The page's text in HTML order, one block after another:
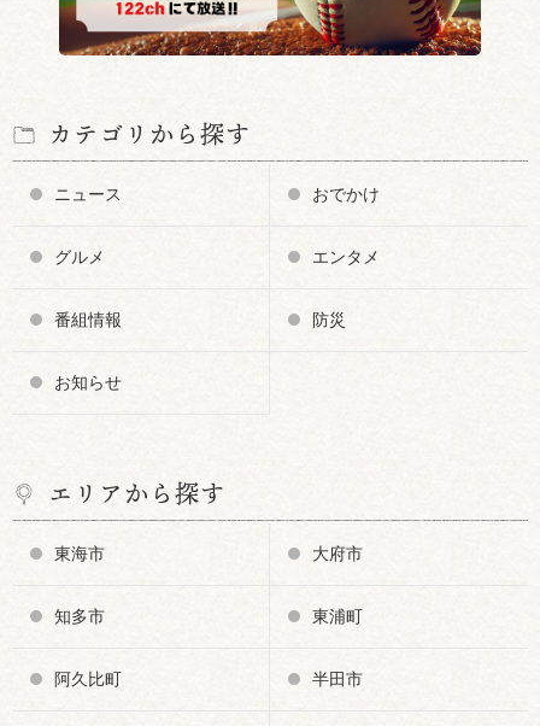
カテゴリから探す
ニュース おでかけ
グルメ エンタメ
番組情報 防災
お知らせ
エリアから探す
東海市 大府市
知多市 東浦町
阿久比町 半田市